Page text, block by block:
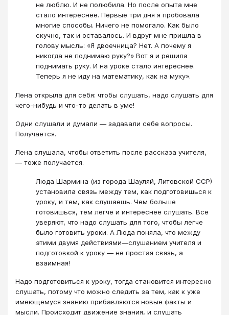
не люблю. И не полюбила. Но после опыта мне
стало интереснее. Первые три дня я пробовала
многие способы. Ничего не помогало. Как было
скучно, так и оставалось. И вдруг мне пришла в
голову мысль: «Я двоечница? Нет. А почему я
никогда не поднимаю руку?» Вот я и решила
поднимать руку. И на уроке стало интереснее.
Теперь я не иду на математику, как на муку».
Лена открыла для себя: чтобы слушать, надо слушать для
чего-нибудь и что-то делать в уме!
Одни слушали и думали — задавали себе вопросы.
Получается.
Лена слушала, чтобы ответить после рассказа учителя,
— тоже получается.
Люда Шармина (из города Шауляй, Литовской ССР)
установила связь между тем, как подготовишься к
уроку, и тем, как слушаешь. Чем больше
готовишься, тем легче и интереснее слушать. Все
уверяют, что надо слушать для того, чтобы легче
было готовить уроки. А Люда поняла, что между
этими двумя действиями—слушанием учителя и
подготовкой к уроку — не простая связь, а
взаимная!
Надо подготовиться к уроку, тогда становится интересно
слушать, потому что можно следить за тем, как к уже
имеющемуся знанию прибавляются новые факты и
мысли. Происходит движение знания, и слушать